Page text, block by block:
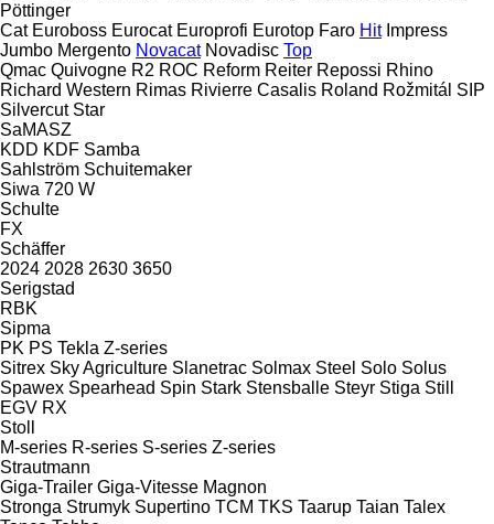
Pöttinger
Cat Euroboss Eurocat Europrofi Eurotop Faro Hit Impress
Jumbo Mergento Novacat Novadisc Top
Qmac Quivogne R2 ROC Reform Reiter Repossi Rhino
Richard Western Rimas Rivierre Casalis Roland Rožmitál SIP
Silvercut Star
SaMASZ
KDD KDF Samba
Sahlström Schuitemaker
Siwa 720 W
Schulte
FX
Schäffer
2024 2028 2630 3650
Serigstad
RBK
Sipma
PK PS Tekla Z-series
Sitrex Sky Agriculture Slanetrac Solmax Steel Solo Solus
Spawex Spearhead Spin Stark Stensballe Steyr Stiga Still
EGV RX
Stoll
M-series R-series S-series Z-series
Strautmann
Giga-Trailer Giga-Vitesse Magnon
Stronga Strumyk Supertino TCM TKS Taarup Taian Talex